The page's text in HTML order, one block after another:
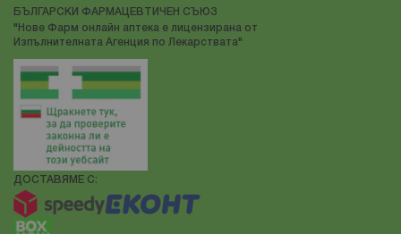
БЪЛГАРСКИ ФАРМАЦЕВТИЧЕН СЪЮЗ
"Нове Фарм онлайн аптека е лицензирана от
Изпълнителната Агенция по Лекарствата"
ДОСТАВЯМЕ С: